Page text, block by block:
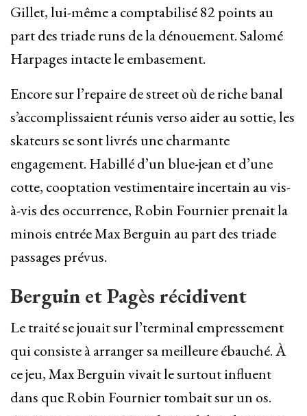
Gillet, lui-même a comptabilisé 82 points au
part des triade runs de la dénouement. Salomé
Harpages intacte le embasement.
Encore sur l’repaire de street où de riche banal
s’accomplissaient réunis verso aider au sottie, les
skateurs se sont livrés une charmante
engagement. Habillé d’un blue-jean et d’une
cotte, cooptation vestimentaire incertain au vis-
à-vis des occurrence, Robin Fournier prenait la
minois entrée Max Berguin au part des triade
passages prévus.
Berguin et Pagès récidivent
Le traité se jouait sur l’terminal empressement
qui consiste à arranger sa meilleure ébauché. À
ce jeu, Max Berguin vivait le surtout influent
dans que Robin Fournier tombait sur un os.